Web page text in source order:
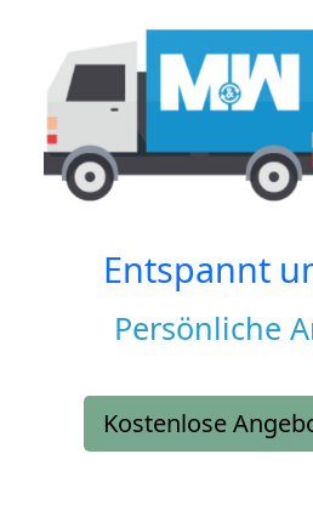
Entspannt
Persönliche
Kostenlose